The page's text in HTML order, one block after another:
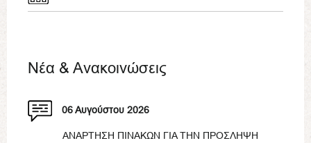
Νέα & Ανακοινώσεις
06 Αυγούστου 2026
ΑΝΑΡΤΗΣΗ ΠΙΝΑΚΩΝ ΓΙΑ ΤΗΝ ΠΡΟΣΛΗΨΗ